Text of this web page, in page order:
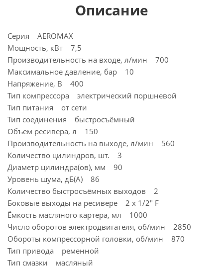
Описание
Серия AEROMAX
Мощность, кВт 7,5
Производительность на входе, л/мин 700
Максимальное давление, бар 10
Напряжение, В 400
Тип компрессора электрический поршневой
Тип питания от сети
Тип соединения быстросъёмный
Объем ресивера, л 150
Производительность на выходе, л/мин 560
Количество цилиндров, шт. 3
Диаметр цилиндра(ов), мм 90
Уровень шума, дБ(А) 86
Количество быстросъёмных выходов 2
Боковые выходы на ресивере 2 х 1/2" F
Ёмкость масляного картера, мл 1000
Число оборотов электродвигателя, об/мин 2850
Обороты компрессорной головки, об/мин 870
Тип привода ременной
Тип смазки масляный